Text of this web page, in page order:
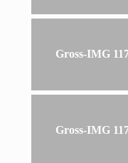
Gross-IMG
Gross-IMG